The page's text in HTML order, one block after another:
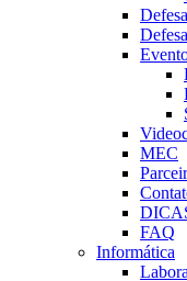
MEC
FAQ
Informática